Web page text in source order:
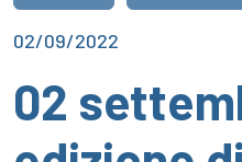
02/09/2022
02